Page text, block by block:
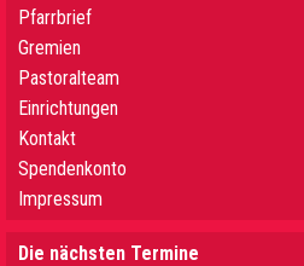
Pfarrbrief
Gremien
Pastoralteam
Einrichtungen
Kontakt
Spendenkonto
Impressum
Die nächsten Termine